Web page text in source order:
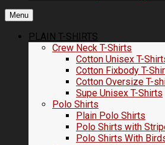
Menu
PLAIN T-SHIRTS
Crew Neck T-Shirts
Cotton Unisex T-
Cotton Fixbody T-
Cotton Oversize T-
Supe Unisex T-Shirts
Polo Shirts
Plain Polo Shirts
Polo Shirts with
Polo Shirts With